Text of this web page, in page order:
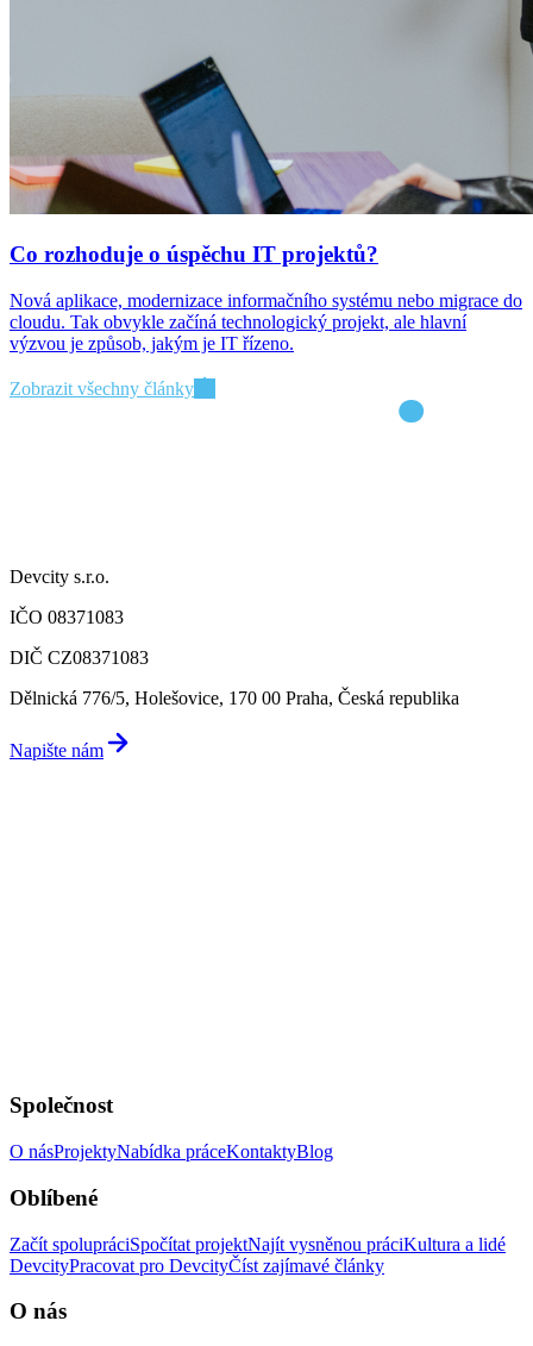
Co rozhoduje o úspěchu IT projektů?
Nová aplikace, modernizace informačního systému nebo migrace do
cloudu. Tak obvykle začíná technologický projekt, ale hlavní
výzvou je způsob, jakým je IT řízeno.
Zobrazit všechny články
Devcity s.r.o.
IČO 08371083
DIČ CZ08371083
Dělnická 776/5, Holešovice, 170 00 Praha, Česká republika
Napište nám
Společnost
O násProjektyNabídka práceKontaktyBlog
Oblíbené
Začít spolupráciSpočítat projektNajít vysněnou práciKultura a lidé
DevcityPracovat pro DevcityČíst zajímavé články
O nás